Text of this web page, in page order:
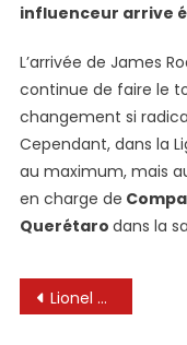
influenceur arrive
L’arrivée de James
continue de faire le
changement si
Cependant, dans la
au maximum, mais
en charge de
Querétaro dans la
Navigation
Lionel Messi à Cristiano Ronaldo: les meilleurs buteurs de l’UEFA Champions League pour un seul club